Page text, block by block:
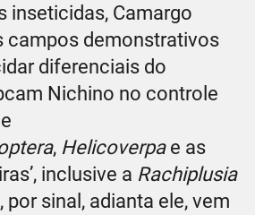
inseticidas, Camargo
campos demonstrativos
diferenciais do
Nichino no controle
, Helicoverpae as
inclusive a Rachiplusia
por sinal, adianta ele, vem